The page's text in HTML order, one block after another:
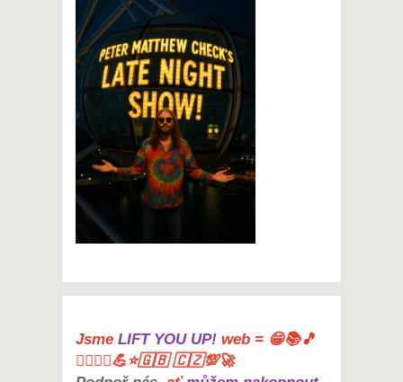
Jsme LIFT YOU UP! web = 😁📚🎵
🤸‍♀️🏋️‍♀️💪⭐🇬🇧 🇨🇿💯🚀